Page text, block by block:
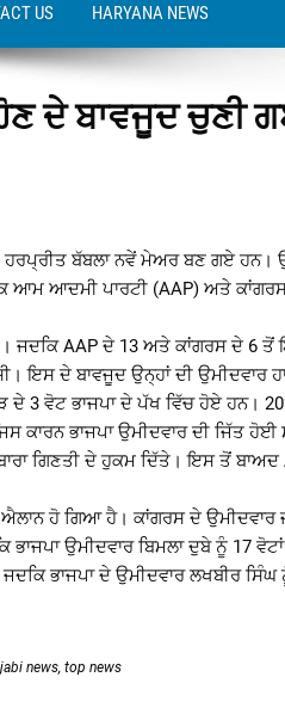
US HARYANA NEWS
ਦੇ ਬਾਵਜੂਦ ਚੁਣੀ
ਹਰਪ੍ਰੀਤ ਬੱਬਲਾ ਨਵੇਂ ਮੇਅਰ ਬਣ ਗਏ ਹਨ।
ਆਮ ਆਦਮੀ ਪਾਰਟੀ (AAP) ਅਤੇ
ਜਦਕਿ AAP ਦੇ 13 ਅਤੇ ਕਾਂਗਰਸ ਦੇ 6 ਤੋਂ
ਇਸ ਦੇ ਬਾਵਜੂਦ ਉਨ੍ਹਾਂ ਦੀ ਉਮੀਦਵਾਰ
3 ਵੋਟ ਭਾਜਪਾ ਦੇ ਪੱਖ ਵਿੱਚ ਹੋਏ ਹਨ।
ਕਾਰਨ ਭਾਜਪਾ ਉਮੀਦਵਾਰ ਦੀ ਜਿੱਤ
ਗਿਣਤੀ ਦੇ ਹੁਕਮ ਦਿੱਤੇ। ਇਸ ਤੋਂ ਬਾਅਦ
ਹੋ ਗਿਆ ਹੈ। ਕਾਂਗਰਸ ਦੇ ਉਮੀਦਵਾਰ
ਉਮੀਦਵਾਰ ਬਿਮਲਾ ਦੁਬੇ ਨੂੰ 17
ਭਾਜਪਾ ਦੇ ਉਮੀਦਵਾਰ ਲਖਬੀਰ ਸਿੰਘ
news, top news